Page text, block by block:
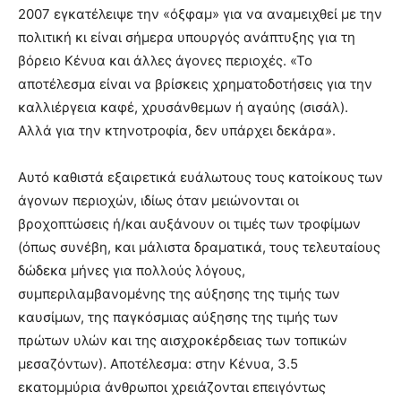
2007 εγκατέλειψε την «όξφαμ» για να αναμειχθεί με την
πολιτική κι είναι σήμερα υπουργός ανάπτυξης για τη
βόρειο Κένυα και άλλες άγονες περιοχές. «Το
αποτέλεσμα είναι να βρίσκεις χρηματοδοτήσεις για την
καλλιέργεια καφέ, χρυσάνθεμων ή αγαύης (σισάλ).
Αλλά για την κτηνοτροφία, δεν υπάρχει δεκάρα».
Αυτό καθιστά εξαιρετικά ευάλωτους τους κατοίκους των
άγονων περιοχών, ιδίως όταν μειώνονται οι
βροχοπτώσεις ή/και αυξάνουν οι τιμές των τροφίμων
(όπως συνέβη, και μάλιστα δραματικά, τους τελευταίους
δώδεκα μήνες για πολλούς λόγους,
συμπεριλαμβανομένης της αύξησης της τιμής των
καυσίμων, της παγκόσμιας αύξησης της τιμής των
πρώτων υλών και της αισχροκέρδειας των τοπικών
μεσαζόντων). Αποτέλεσμα: στην Κένυα, 3.5
εκατομμύρια άνθρωποι χρειάζονται επειγόντως